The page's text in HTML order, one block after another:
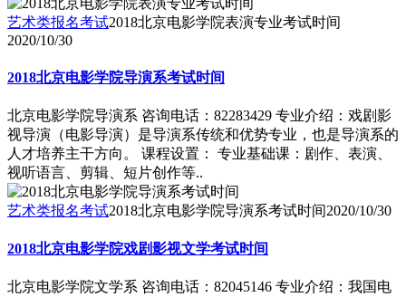
艺术类报名考试2018北京电影学院表演专业考试时间
2020/10/30
2018北京电影学院导演系考试时间
北京电影学院导演系 咨询电话：82283429 专业介绍：戏剧影
视导演（电影导演）是导演系传统和优势专业，也是导演系的
人才培养主干方向。 课程设置： 专业基础课：剧作、表演、
视听语言、剪辑、短片创作等..
艺术类报名考试2018北京电影学院导演系考试时间2020/10/30
2018北京电影学院戏剧影视文学考试时间
北京电影学院文学系 咨询电话：82045146 专业介绍：我国电